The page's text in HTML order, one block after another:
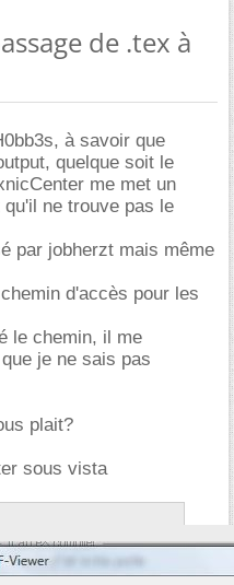
de .tex à
à savoir que
quelque soit le
me met un
ne trouve pas le
par jobherzt mais même
d'accès pour les
le chemin, il me
je ne sais pas
plait?
sous vista